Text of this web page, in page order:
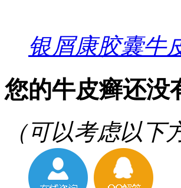
银屑康胶囊牛
您的牛皮癣还没
（可以考虑以下